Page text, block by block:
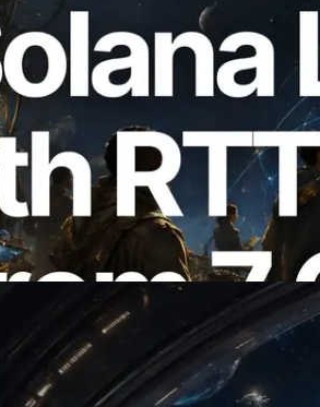
a Solana Leader Slot API
ping a partir de 7 regiões
Information API